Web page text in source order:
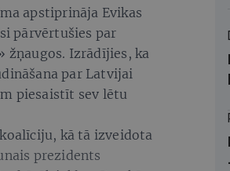
apstiprināja Evikas
pārvērtušies par
žņaugos. Izrādījies, ka
par Latvijai
piesaistīt sev lētu
kā tā izveidota
prezidents